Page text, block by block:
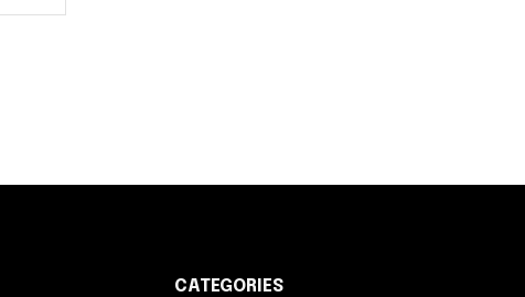
CATEGORIES